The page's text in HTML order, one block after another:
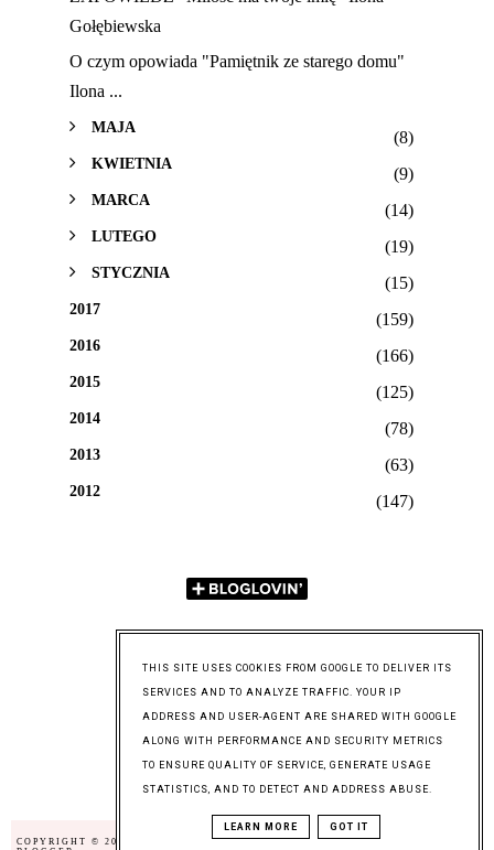
Gołębiewska
O czym opowiada "Pamiętnik ze starego domu"
Ilona ...
MAJA
(8)
KWIETNIA
(9)
MARCA
(14)
LUTEGO
(19)
STYCZNIA
(15)
2017
(159)
2016
(166)
2015
(125)
2014
(78)
2013
(63)
2012
(147)
Instagram
COPYRIGHT © 2014 KSIĄŻKOWE WYLICZANKI,
THIS SITE USES COOKIES FROM GOOGLE TO DELIVER ITS
SERVICES AND TO ANALYZE TRAFFIC. YOUR IP
ADDRESS AND USER-AGENT ARE SHARED WITH GOOGLE
ALONG WITH PERFORMANCE AND SECURITY METRICS
TO ENSURE QUALITY OF SERVICE, GENERATE USAGE
STATISTICS, AND TO DETECT AND ADDRESS ABUSE.
LEARN MORE GOT IT